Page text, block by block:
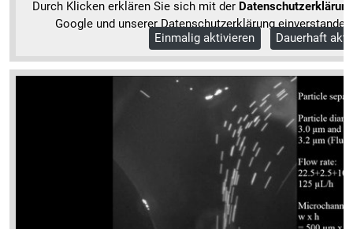
Durch Klicken erklären Sie sich mit der
Google und unserer Datenschutzerklärung
Mehr Informationen
Einmalig aktivieren Dauerhaft